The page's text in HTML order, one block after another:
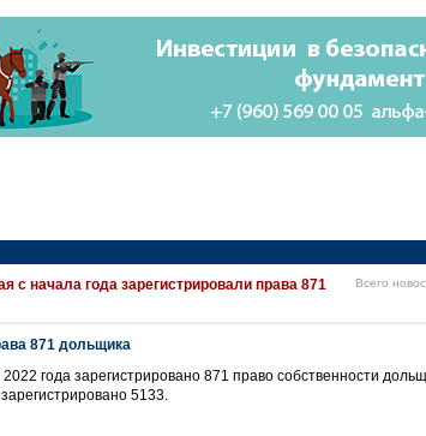
с начала года зарегистрировали права 871
Всего
871 дольщика
года зарегистрировано 871 право собственности
5133.